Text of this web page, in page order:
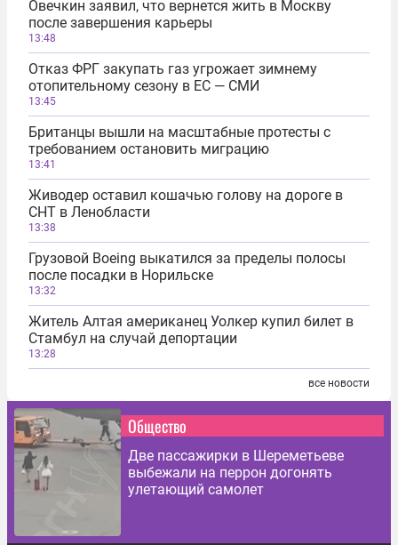
Овечкин заявил, что вернется жить в Москву
после завершения карьеры
13:48
Отказ ФРГ закупать газ угрожает зимнему
отопительному сезону в ЕС — СМИ
13:45
Британцы вышли на масштабные протесты с
требованием остановить миграцию
13:41
Живодер оставил кошачью голову на дороге в
СНТ в Ленобласти
13:38
Грузовой Boeing выкатился за пределы полосы
после посадки в Норильске
13:32
Житель Алтая американец Уолкер купил билет в
Стамбул на случай депортации
13:28
все новости
Общество
Две пассажирки в Шереметьеве
выбежали на перрон догонять
улетающий самолет